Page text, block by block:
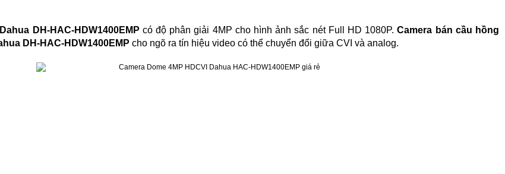
DH-HAC-HDW1400EMP có độ phân giải 4MP cho hình ảnh sắc nét Full HD 1080P.Camera bán cầu hồng
DH-HAC-HDW1400EMP cho ngõ ra tín hiệu video có thể chuyển đổi giữa CVI và analog.